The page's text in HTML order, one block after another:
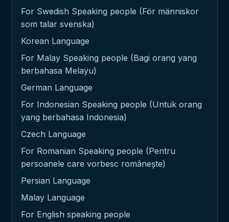
For Swedish Speaking people (För människor
som talar svenska)
Korean Language
For Malay Speaking people (Bagi orang yang
berbahasa Melayu)
German Language
For Indonesian Speaking people (Untuk orang
yang berbahasa Indonesia)
Czech Language
For Romanian Speaking people (Pentru
persoanele care vorbesc românește)
Persian Language
Malay Language
For English speaking people